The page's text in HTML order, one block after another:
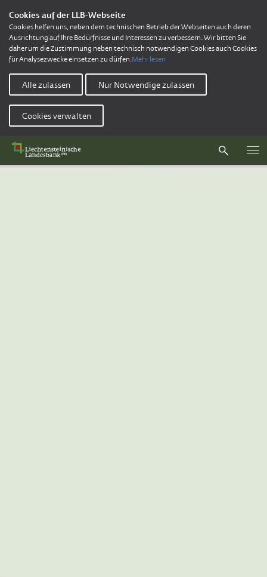
Cookies auf der LLB-Webseite
Cookies helfen uns, neben dem technischen Betrieb der Webseiten auch deren
Ausrichtung auf Ihre Bedürfnisse und Interessen zu verbessern. Wir bitten Sie
daher um die Zustimmung neben technisch notwendigen Cookies auch Cookies
für Analysezwecke einsetzen zu dürfen.Mehr lesen
Alle zulassen Nur Notwendige zulassen
Cookies verwalten